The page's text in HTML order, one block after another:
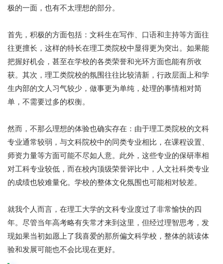
极的一面，也有不太理想的部分。
首先，积极的方面包括：文科生在写作、口语和主持等方面往
往更擅长，这样的特长在理工类院校中显得更为突出。如果能
把握好机会，甚至在学校的各类荣誉和光环方面也能有所收
获。其次，理工类院校的氛围往往比较清新，行政层面上和学
生内部的文人习气较少，做事更为单纯，处理的事情相对简
单，不需要过多的权衡。
然而，不那么理想的体验也确实存在：由于理工类院校的文科
专业通常较弱，与文科院校中的同类专业相比，在课程设置、
师资力量等方面可能不尽如人意。此外，这些专业的保研率相
对工科专业较低，而在校内顶级荣誉评比中，人文社科类专业
的成绩也较难量化。学校的整体文化氛围也可能相对较差。
就我个人而言，在理工大学的文科专业度过了非常愉快的四
年。尽管当年高考略有失常才来到这里，但经过理智思考，发
现如果当初如愿上了我喜爱的那所偏文科学校，整体的就读体
验和发展可能也不会比现在更好。